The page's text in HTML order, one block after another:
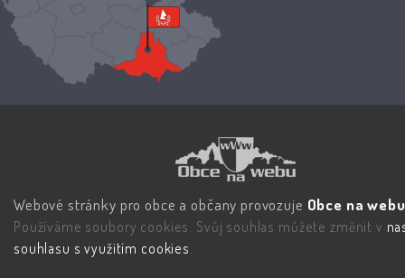
Webové stránky pro obce a občany provozuje Obce na
Používáme soubory cookies. Svůj souhlas můžete změnit v
souhlasu s využitím cookies